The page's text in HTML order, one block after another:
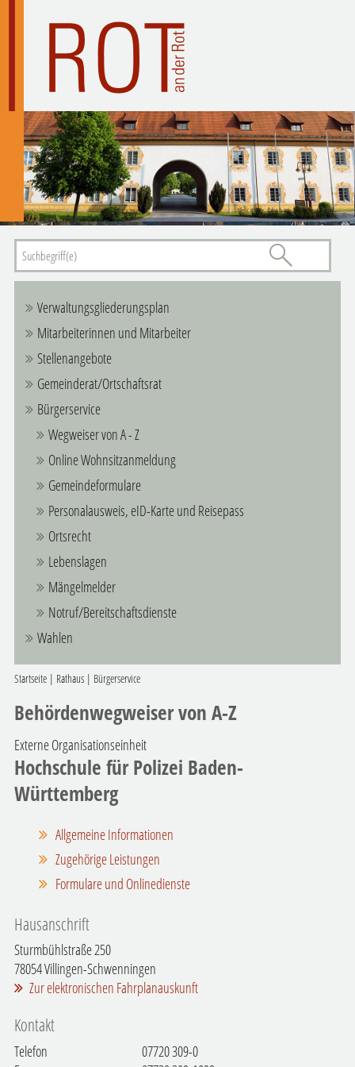
Verwaltungsgliederungsplan
Mitarbeiterinnen und Mitarbeiter
Stellenangebote
Gemeinderat/Ortschaftsrat
Bürgerservice
Wegweiser von A - Z
Online Wohnsitzanmeldung
Gemeindeformulare
Personalausweis, eID-Karte und Reisepass
Ortsrecht
Lebenslagen
Mängelmelder
Notruf/Bereitschaftsdienste
Wahlen
Startseite| Rathaus| Bürgerservice
Behördenwegweiser von A-Z
Externe Organisationseinheit
Hochschule für Polizei Baden-
Württemberg
Allgemeine Informationen
Zugehörige Leistungen
Formulare und Onlinedienste
Hausanschrift
Sturmbühlstraße 250
78054Villingen-Schwenningen
Zur elektronischen Fahrplanauskunft
Kontakt
Telefon
07720 309-0